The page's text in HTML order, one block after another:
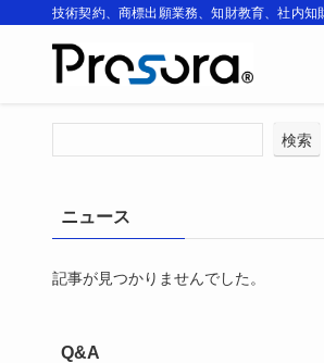
技術契約、商標出願業務、知財教育、社内知
ホーム 3C分析 新規事業
検索
ニュース
記事が見つかりませんでした。
Q&A